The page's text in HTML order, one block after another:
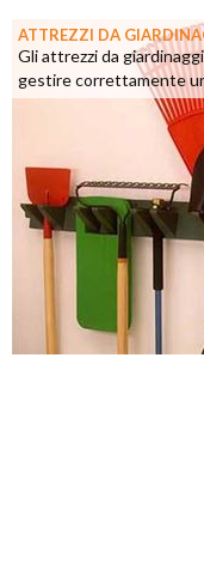
ATTREZZI DA
Gli attrezzi da
gestire correttamente